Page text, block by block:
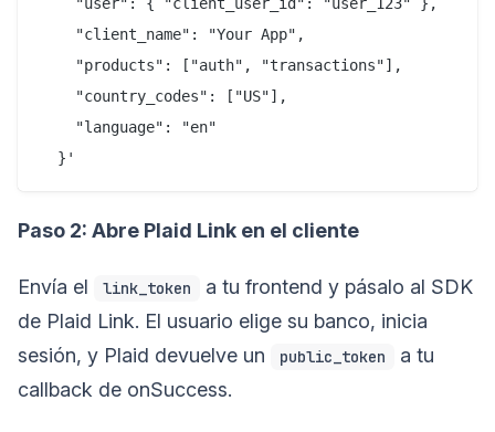
    "client_name": "Your App",
    "products": ["auth", "transactions"],
    "country_codes": ["US"],
    "language": "en"
Paso 2: Abre Plaid Link en el cliente
Envía el link_token
a tu frontend y pásalo al SDK
de Plaid Link. El usuario elige su banco, inicia
sesión, y Plaid devuelve un
public_token
a tu
callback de onSuccess.